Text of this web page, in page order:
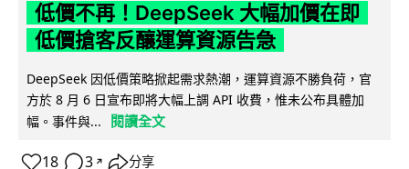
低價不再！DeepSeek 大幅加價在即
低價搶客反釀運算資源告急
DeepSeek 因低價策略掀起需求熱潮，運算資源不勝負荷，官
方於 8 月 6 日宣布即將大幅上調 API 收費，惟未公布具體加
幅。事件與...
閱讀全文
18 3 ↗ 分享